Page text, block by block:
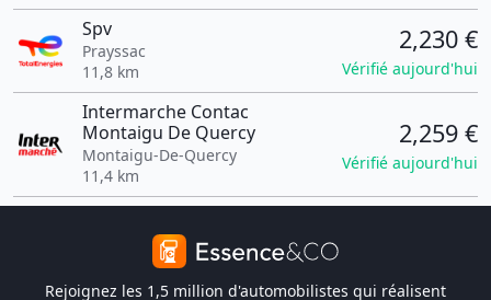
Spv
Prayssac
11,8 km
2,230 €
Vérifié aujourd'hui
Intermarche Contac
Montaigu De Quercy
Montaigu-De-Quercy
11,4 km
2,259 €
Vérifié aujourd'hui
Rejoignez les 1,5 million d'automobilistes qui réalisent